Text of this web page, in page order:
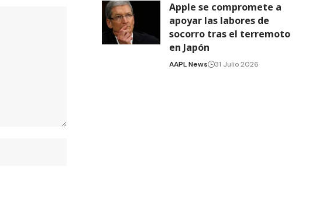
Apple se compromete a
apoyar las labores de
socorro tras el terremoto
en Japón
AAPL News 31 Julio 2026